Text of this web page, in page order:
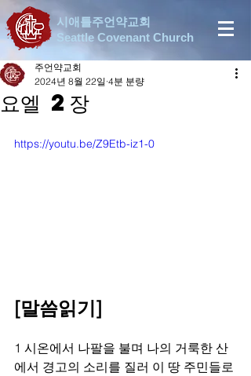
시애틀주언약교회
Seattle Covenant Church
요엘 2장
주언약교회
2024년 8월 22일 4분 분량
https://youtu.be/Z9Etb-iz1-0
[말씀읽기]
1 시온에서 나팔을 불며 나의 거룩한 산
에서 경고의 소리를 질러 이 땅 주민들로